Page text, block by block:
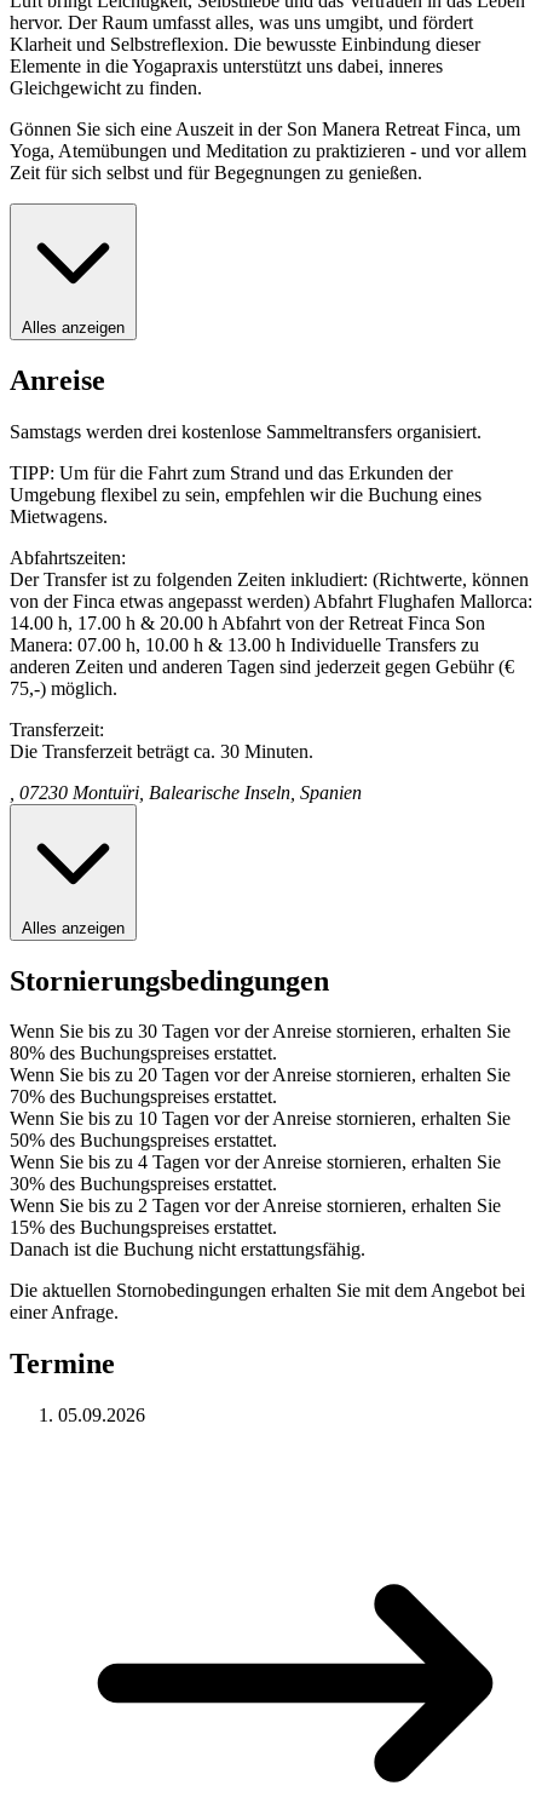
hervor. Der Raum umfasst alles, was uns umgibt, und fördert
Klarheit und Selbstreflexion. Die bewusste Einbindung dieser
Elemente in die Yogapraxis unterstützt uns dabei, inneres
Gleichgewicht zu finden.
Gönnen Sie sich eine Auszeit in der Son Manera Retreat Finca, um
Yoga, Atemübungen und Meditation zu praktizieren - und vor allem
Zeit für sich selbst und für Begegnungen zu genießen.
Alles anzeigen
Anreise
Samstags werden drei kostenlose Sammeltransfers organisiert.
TIPP: Um für die Fahrt zum Strand und das Erkunden der
Umgebung flexibel zu sein, empfehlen wir die Buchung eines
Mietwagens.
Abfahrtszeiten:
Der Transfer ist zu folgenden Zeiten inkludiert: (Richtwerte, können
von der Finca etwas angepasst werden) Abfahrt Flughafen Mallorca:
14.00 h, 17.00 h & 20.00 h Abfahrt von der Retreat Finca Son
Manera: 07.00 h, 10.00 h & 13.00 h Individuelle Transfers zu
anderen Zeiten und anderen Tagen sind jederzeit gegen Gebühr (€
75,-) möglich.
Transferzeit:
Die Transferzeit beträgt ca. 30 Minuten.
, 07230 Montuïri, Balearische Inseln, Spanien
Alles anzeigen
Stornierungsbedingungen
Wenn Sie bis zu 30 Tagen vor der Anreise stornieren, erhalten Sie
80% des Buchungspreises erstattet.
Wenn Sie bis zu 20 Tagen vor der Anreise stornieren, erhalten Sie
70% des Buchungspreises erstattet.
Wenn Sie bis zu 10 Tagen vor der Anreise stornieren, erhalten Sie
50% des Buchungspreises erstattet.
Wenn Sie bis zu 4 Tagen vor der Anreise stornieren, erhalten Sie
30% des Buchungspreises erstattet.
Wenn Sie bis zu 2 Tagen vor der Anreise stornieren, erhalten Sie
15% des Buchungspreises erstattet.
Danach ist die Buchung nicht erstattungsfähig.
Die aktuellen Stornobedingungen erhalten Sie mit dem Angebot bei
einer Anfrage.
Termine
05.09.2026